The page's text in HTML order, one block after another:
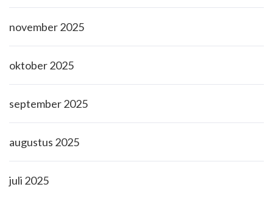
november 2025
oktober 2025
september 2025
augustus 2025
juli 2025